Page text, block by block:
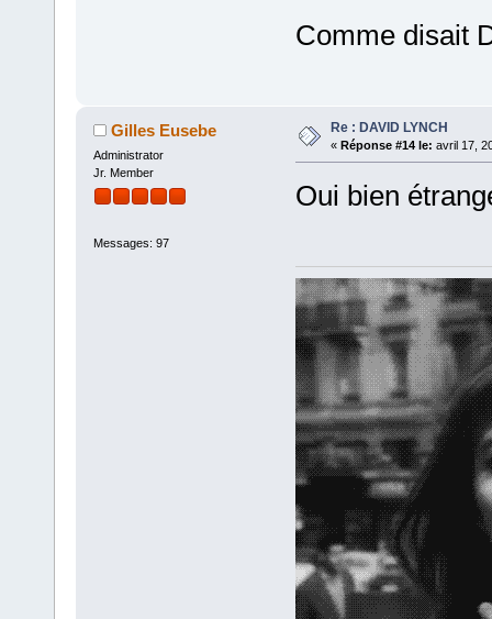
Comme disait
Gilles Eusebe
Administrator
Jr. Member
Messages: 97
Re : DAVID LYNCH
« Réponse #14 le: avril 17,
Oui bien